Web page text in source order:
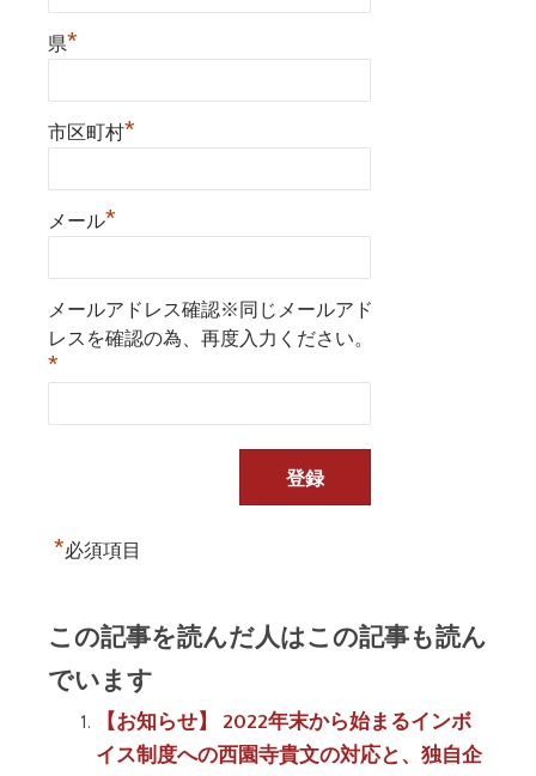
県*
市区町村*
メール*
メールアドレス確認※同じメールアド
レスを確認の為、再度入力ください。
*
*必須項目
この記事を読んだ人はこの記事も読ん
でいます
【お知らせ】 2022年末から始まるインボ
イス制度への西園寺貴文の対応と、独自企